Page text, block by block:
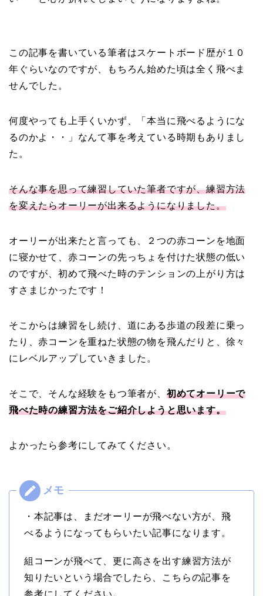
この記事を書いている筆者はスケートボード歴が１０
年ぐらいなのですが、もちろん始めた頃は全く飛べま
せんでした。
何度やっても上手くいかず、「本当に飛べるようにな
るのかよ・・」なんて事を考えている時期もありまし
た。
そんな事を思って練習していた筆者ですが、練習方法
を変えたらオーリーが出来るようになりました。
オーリーが出来たと言っても、２つの赤コーンを地面
に寝かせて、赤コーンの先っちょを付けた状態の低い
のですが、初めて飛べた時のテンションの上がり方は
すさまじかったです！
そこからは練習をし続け、道にある歩道の段差に乗っ
たり、赤コーンを重ねた状態の物を飛んだりと、徐々
にレベルアップしていきました。
そこで、そんな経験をもつ筆者が、 初めてオーリーで
飛べた時の練習方法をご紹介しようと思います。
よかったら参考にしてみてください。
・本記事は、まだオーリーが飛べない方が、飛
べるようになってもらいたい記事になります。
組コーンが飛べて、更に高さを出す練習方法が
知りたいという場合でしたら、こちらの記事を
参考にしてください。